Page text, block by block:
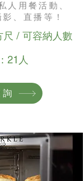
人用餐活動、
、直播等！
/ 可容納人數
21人